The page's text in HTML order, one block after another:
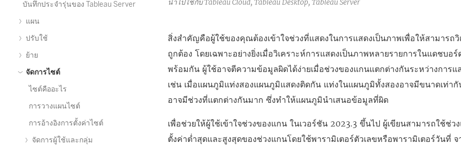
บันทึกประจำรุ่นของ Tableau Server
แผน
ปรับใช้
ย้าย
จัดการไซต์
ไซต์คืออะไร
การวางแผนไซต์
การอ้างอิงการตั้งค่าไซต์
จัดการผู้ใช้และกลุ่ม
นำไปใช้กับ Tableau Cloud, Tableau Desktop, Tableau Server
สิ่งสำคัญคือผู้ใช้ของคุณต้องเข้าใจช่วงที่แสดงในการแสดงเป็นภาพเพื่อให้สามารถ
ถูกต้อง โดยเฉพาะอย่างยิ่งเมื่อวิเคราะห์การแสดงเป็นภาพหลายรายการในแดชบอ
พร้อมกัน ผู้ใช้อาจตีความข้อมูลผิดได้ง่ายเมื่อช่วงของแกนแตกต่างกันระหว่างการแ
เช่น เมื่อแผนภูมิแท่งสองแผนภูมิแสดงติดกัน แท่งในแผนภูมิทั้งสองอาจมีขนาดเท่า
อาจมีช่วงที่แตกต่างกันมาก ซึ่งทำให้แผนภูมินำเสนอข้อมูลที่ผิด
เพื่อช่วยให้ผู้ใช้เข้าใจช่วงของแกน ในเวอร์ชัน 2023.3 ขึ้นไป ผู้เขียนสามารถใช้ช่ว
ตั้งค่าต่ำสุดและสูงสุดของช่วงแกนโดยใช้พารามิเตอร์ตัวเลขหรือพารามิเตอร์วันที่ จ